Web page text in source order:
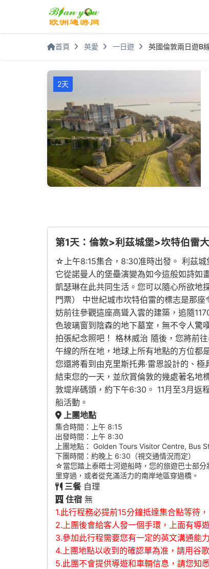
首頁 英愛 一日遊 英國倫敦兩日遊B
2天
第1天：倫敦>利茲城堡>坎特伯雷
☆上午8:15集合，8:30准時出發。 利茲城
它從諾曼人的堡壘演變為如今這般如詩如
凱瑟琳在此共同生活。您可以隨心所欲地
門票） 中世紀城市坎特伯雷的標志是那
妨前往參觀這座高聳入雲的建築，追隨
色玻璃窗到陰森的地下墓室，無不令人驚
拍張紀念照吧！ 格林威治 隨後，您將前
午線的所在地，地球上所有地點的方位都
您還將看到由克里斯托弗·雷恩設計的、
結束您的一天，並欣賞倫敦的幾處著名
敦堤岸碼頭，約下午6:30。 11月至3月返
船活動。
上團地點
集合時間：上午 8:15
出發時間：上午 8:30
上團地點： Golden Tours Visitor Centre, Bus
下團時間：約晚上 6:30（視交通情況而定）
☆當您踏上泰晤士河遊船時，您的旅遊巴士部
里穿過，或者從充滿活力的南岸地區穿過橋。
三餐自理
住宿 無
1.此行程務必提前15分鐘抵達集合點等待
2.上團後會給客人發一個手環，上面有導
3.參加此行程需要您有一定的英文溝通能
4.上團地點以收到的確認單為准，請用谷
5.此團不會提供導遊和車輛信息，請您知